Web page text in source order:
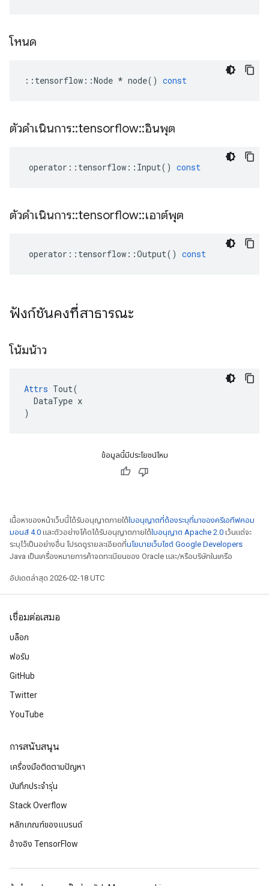
โหนด
:: tensorflow ::Node * node() const
ตัวดำเนินการ::tensorflow::อินพุต
operator :: tensorflow :: Input() const
ตัวดำเนินการ::tensorflow::เอาต์พุต
operator :: tensorflow ::Output() const
ฟังก์ชันคงที่สาธารณะ
โน้มน้าว
Attrs Tout(
  DataType x
)
ข้อมูลนี้มีประโยชน์ไหม
เนื้อหาของหน้าเว็บนี้ได้รับอนุญาตภายใต้ใบอนุญาตที่ต้องระบุที่มาของครีเอทีฟคอม
มอนส์ 4.0 และตัวอย่างโค้ดได้รับอนุญาตภายใต้ใบอนุญาต Apache 2.0 เว้นแต่จะ
ระบุไว้เป็นอย่างอื่น โปรดดูรายละเอียดที่นโยบายเว็บไซต์ Google Developers
Java เป็นเครื่องหมายการค้าจดทะเบียนของ Oracle และ/หรือบริษัทในเครือ
อัปเดตล่าสุด 2026-02-18 UTC
เชื่อมต่อเสมอ
บล็อก
ฟอรัม
GitHub
Twitter
YouTube
การสนับสนุน
เครื่องมือติดตามปัญหา
บันทึกประจำรุ่น
Stack Overflow
หลักเกณฑ์ของแบรนด์
อ้างอิง TensorFlow